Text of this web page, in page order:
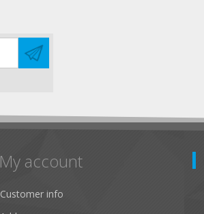
My account
Customer info